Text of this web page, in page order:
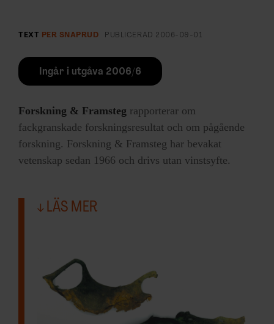
TEXT PER SNAPRUD PUBLICERAD 2006-09-01
Ingår i utgåva 2006/6
Forskning & Framsteg rapporterar om
fackgranskade forskningsresultat och om pågående
forskning. Forskning & Framsteg har bevakat
vetenskap sedan 1966 och drivs utan vinstsyfte.
LÄS MER